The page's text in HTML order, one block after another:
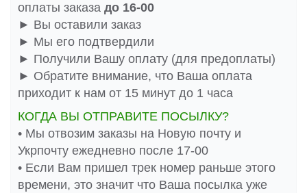
оплаты заказа до 16-00
► Вы оставили заказ
► Мы его подтвердили
► Получили Вашу оплату (для предоплаты)
► Обратите внимание, что Ваша оплата
приходит к нам от 15 минут до 1 часа
КОГДА ВЫ ОТПРАВИТЕ ПОСЫЛКУ?
• Мы отвозим заказы на Новую почту и
Укрпочту ежедневно после 17-00
• Если Вам пришел трек номер раньше этого
времени, это значит что Ваша посылка уже